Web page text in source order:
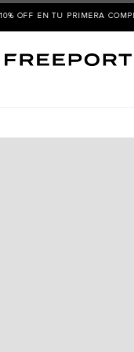
10% OFF EN TU PRIMERA